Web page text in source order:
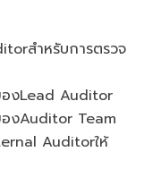
สำหรับการตรวจ
องLead Auditor
งAuditor Team
Auditorให้